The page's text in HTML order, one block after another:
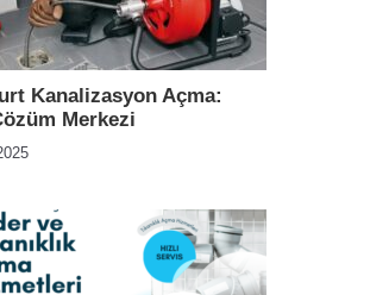
Kanalizasyon Açma:
Merkezi